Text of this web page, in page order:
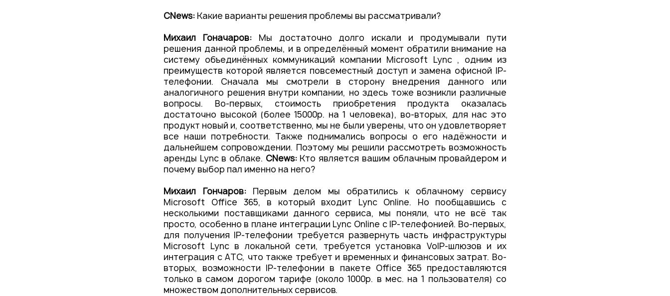
СNews: Какие варианты решения проблемы вы рассматривали?
Михаил Гоначаров:Мы достаточно долго искали и продумывали пути
решения данной проблемы, и в определённый момент обратили внимание на
систему объединённых коммуникаций компании Microsoft Lync , одним из
преимуществ которой является повсеместный доступ и замена офисной IP-
телефонии. Сначала мы смотрели в сторону внедрения данного или
аналогичного решения внутри компании, но здесь тоже возникли различные
вопросы. Во-первых, стоимость приобретения продукта оказалась
достаточно высокой (более 15000р. на 1 человека), во-вторых, для нас это
продукт новый и, соответственно, мы не были уверены, что он удовлетворяет
все наши потребности. Также поднимались вопросы о его надёжности и
дальнейшем сопровождении. Поэтому мы решили рассмотреть возможность
аренды Lync в облаке. CNews: Кто является вашим облачным провайдером и
почему выбор пал именно на него?
Михаил Гончаров: Первым делом мы обратились к облачному сервису
Microsoft Office 365, в который входит Lync Online. Но пообщавшись с
несколькими поставщиками данного сервиса, мы поняли, что не всё так
просто, особенно в плане интеграции Lync Online c IP-телефонией. Во-первых,
для получения IP-телефонии требуется развернуть часть инфраструктуры
Microsoft Lync в локальной сети, требуется установка VoIP-шлюзов и их
интеграция с АТС, что также требует и временных и финансовых затрат. Во-
вторых, возможности IP-телефонии в пакете Office 365 предоставляются
только в самом дорогом тарифе (около 1000р. в мес. на 1 пользователя) со
множеством дополнительных сервисов.